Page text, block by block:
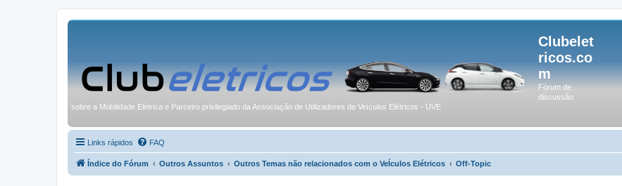
Clubelet
ricos.co
m
Fórum de
discussão
sobre a Mobilidade Elétrica e Parceiro privilegiado da Associação de Utilizadores de Veículos Elétricos - UVE
Links rápidos FAQ
Índice do Fórum Outros Assuntos Outros Temas não relacionados com o VeÍculos Elétricos Off-Topic